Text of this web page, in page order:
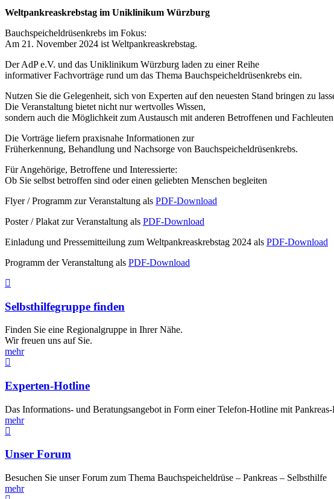
Weltpankreaskrebstag im Uniklinikum Würzburg
Bauchspeicheldrüsenkrebs im Fokus:
Am 21. November 2024 ist Weltpankreaskrebstag.
Der AdP e.V. und das Uniklinikum Würzburg laden zu einer Reihe
informativer Fachvorträge rund um das Thema Bauchspeicheldrüsenkrebs ein.
Nutzen Sie die Gelegenheit, sich von Experten auf den neuesten Stand bringen zu
Die Veranstaltung bietet nicht nur wertvolles Wissen,
sondern auch die Möglichkeit zum Austausch mit anderen Betroffenen und
Die Vorträge liefern praxisnahe Informationen zur
Früherkennung, Behandlung und Nachsorge von Bauchspeicheldrüsenkrebs.
Für Angehörige, Betroffene und Interessierte:
Ob Sie selbst betroffen sind oder einen geliebten Menschen begleiten
Flyer / Programm zur Veranstaltung als PDF-Download
Poster / Plakat zur Veranstaltung als PDF-Download
Einladung und Pressemitteilung zum Weltpankreaskrebstag 2024 als PDF-Download
Programm der Veranstaltung als PDF-Download
Selbsthilfegruppe finden
Finden Sie eine Regionalgruppe in Ihrer Nähe.
Wir freuen uns auf Sie.
mehr
Experten-Hotline
Das Informations- und Beratungsangebot in Form einer Telefon-Hotline mit Pankreas-
mehr
Unser Forum
Besuchen Sie unser Forum zum Thema Bauchspeicheldrüse – Pankreas – Selbsthilfe
mehr